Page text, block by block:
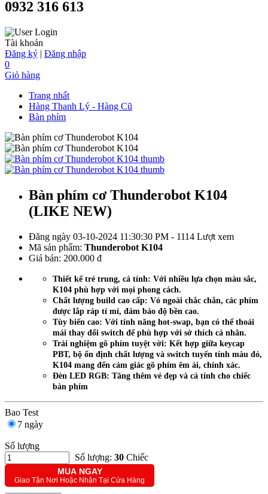
0932 316 613
Tài khoản
Đăng ký | Đăng nhập
0
Giỏ hàng
Trang nhất
Hàng Thanh Lý - Hàng Cũ
Bàn phím
Bàn phím cơ Thunderobot K104
(LIKE NEW)
Đăng ngày 03-10-2024 11:30:30 PM - 1114 Lượt xem
Mã sản phẩm: Thunderobot K104
Giá bán: 200.000 đ
Thiết kế trẻ trung, cá tính: Với nhiều lựa chọn màu sắc,
K104 phù hợp với mọi phong cách.
Chất lượng build cao cấp: Vỏ ngoài chắc chắn, các phím
được lắp ráp tỉ mỉ, đảm bảo độ bền cao.
Tùy biến cao: Với tính năng hot-swap, bạn có thể thoải
mái thay đổi switch để phù hợp với sở thích cá nhân.
Trải nghiệm gõ phím tuyệt vời: Kết hợp giữa keycap
PBT, bộ ổn định chất lượng và switch tuyến tính màu đỏ,
K104 mang đến cảm giác gõ phím êm ái, chính xác.
Đèn LED RGB: Tăng thêm vẻ đẹp và cá tính cho chiếc
bàn phím
Bao Test
7 ngày
Số lượng
Số lượng: 30 Chiếc
MUA NGAY
Giao Tận Nơi Hoặc Nhận Tại Cửa Hàng